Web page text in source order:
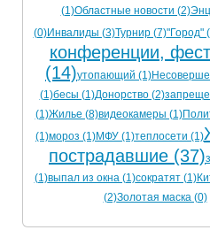
(1)Областные новости (2)
(0)Инвалиды (3)Турнир (7)"Город"
конференции,
(14)утопающий (1)
(1)бесы (1)Донорство (2)
(1)Жилье (8)видеокамеры (1)
(1)мороз (1)МФУ (1)теплосети (1)
пострадавшие (37)
(1)выпал из окна (1)сократят (1)
(2)Золотая маска (0)